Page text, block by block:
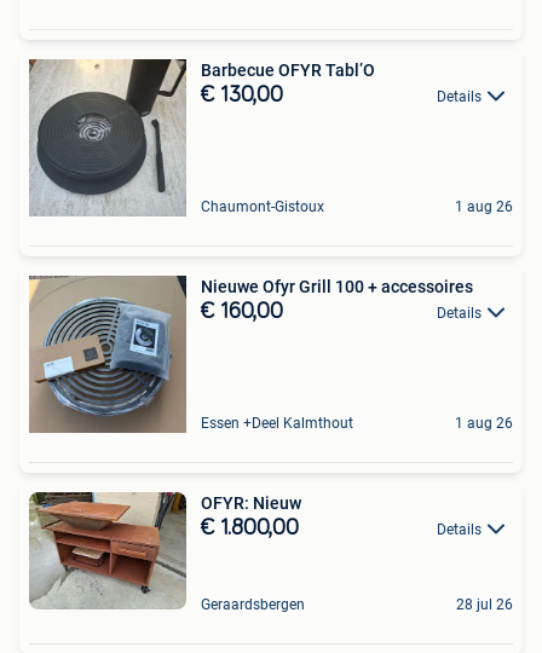
Barbecue OFYR Tabl’O
€ 130,00 Details
Chaumont-Gistoux 1 aug 26
Nieuwe Ofyr Grill 100 + accessoires
€ 160,00 Details
Essen +Deel Kalmthout 1 aug 26
OFYR: Nieuw
€ 1.800,00 Details
Geraardsbergen 28 jul 26